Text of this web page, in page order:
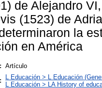
de Alejandro
(1523) de
la
en América
Artículo
L Educación > L Educación
L Educación > LA History of